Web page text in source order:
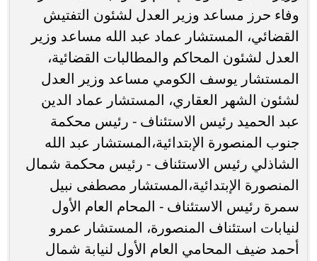
وفاء حرز مساعد وزير العدل لشئون التفتيش
القضائي، المستشار عماد عبد الله مساعد وزير
العدل لشئون المحاكم والمطالبات القضائية،
المستشار يوسف الكومي مساعد وزير العدل
لشئون الشهر العقاري، المستشار عماد الدين
عبد الحميد رئيس الاستئناف - رئيس محكمة
جنوب المنصورة الإبتدائية،المستشار عبد الله
الشاذلي رئيس الاستئناف - رئيس محكمة شمال
المنصورة الإبتدائية،المستشار مصطفى نبيل
سمرة رئيس الاستئناف - المحام العام الأول
لنيابات استئناف المنصورة، المستشار عمرو
أحمد ضيف المحامي العام الأول لنيابة شمال